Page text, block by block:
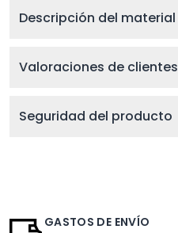
Descripción del material
Valoraciones de clientes
Seguridad del producto
GASTOS DE ENVÍO